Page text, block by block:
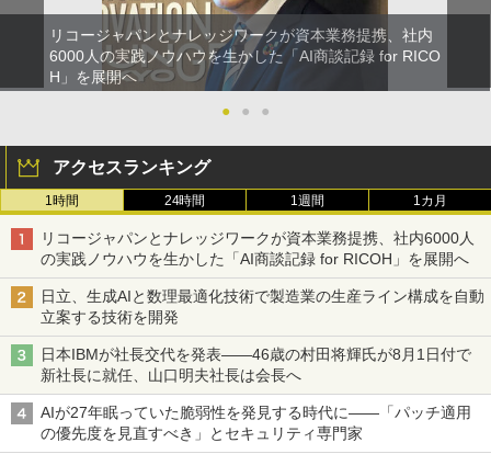
リコージャパンとナレッジワークが資本業務提携、社内
6000人の実践ノウハウを生かした「AI商談記録 for RICO
H」を展開へ
●
● ●
アクセスランキング
1時間 24時間 1週間 1カ月
リコージャパンとナレッジワークが資本業務提携、社内6000人
の実践ノウハウを生かした「AI商談記録 for RICOH」を展開へ
日立、生成AIと数理最適化技術で製造業の生産ライン構成を自動
立案する技術を開発
日本IBMが社長交代を発表――46歳の村田将輝氏が8月1日付で
新社長に就任、山口明夫社長は会長へ
AIが27年眠っていた脆弱性を発見する時代に――「パッチ適用
の優先度を見直すべき」とセキュリティ専門家